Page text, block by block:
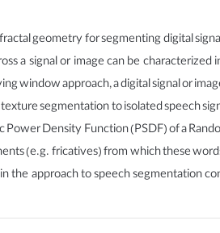
geometry for segmenting digital
a signal or image can be
window approach, a digital signal or
segmentation to isolated speech
Density Function (PSDF) of a
(e.g. fricatives) from which these
the approach to speech segmentation